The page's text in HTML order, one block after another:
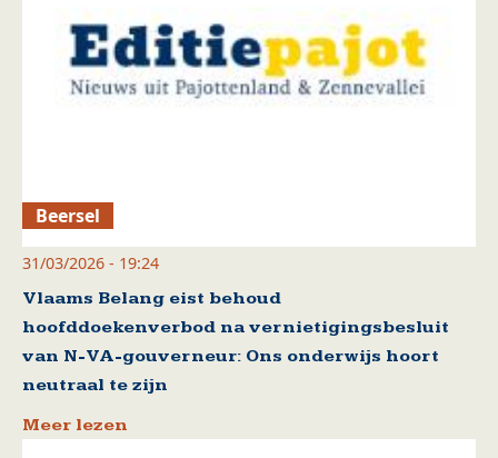
Beersel
31/03/2026 - 19:24
Vlaams Belang eist behoud
hoofddoekenverbod na vernietigingsbesluit
van N-VA-gouverneur: Ons onderwijs hoort
neutraal te zijn
Meer lezen